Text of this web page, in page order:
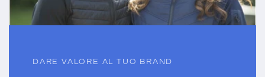
DARE VALORE AL TUO BRAND